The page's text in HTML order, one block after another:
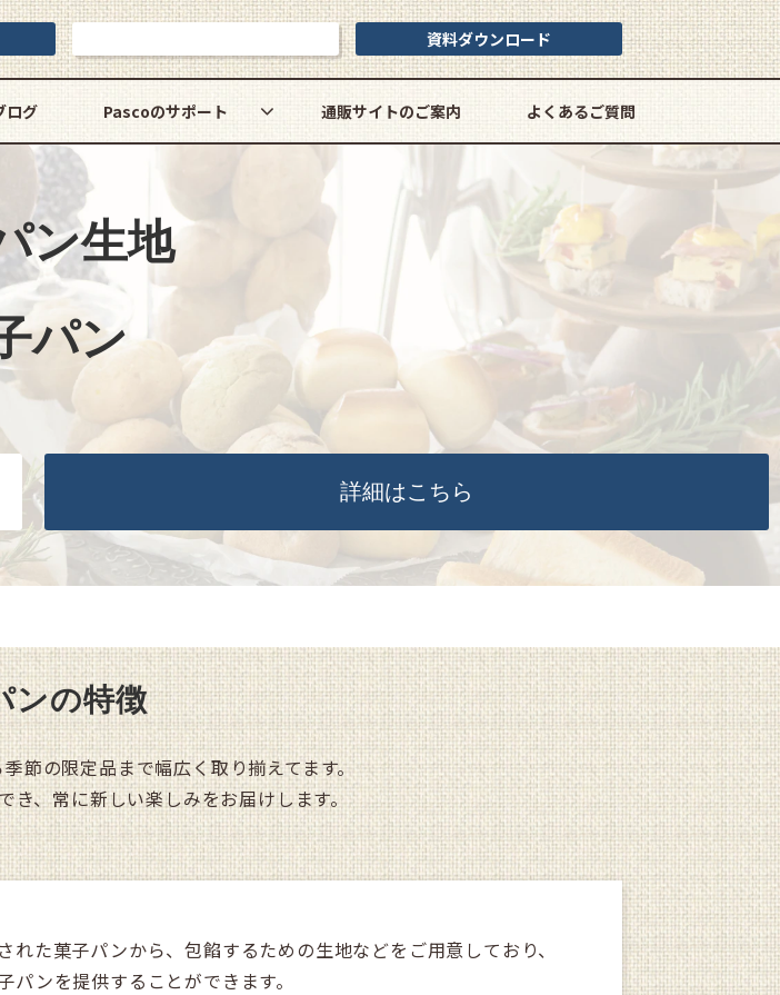
資料ダウンロード
ログ Pascoのサポート 通販サイトのご案内 よくあるご質問
ン生地
パン
詳細はこちら
ンの特徴
節の限定品まで幅広く取り揃えてます。
き、常に新しい楽しみをお届けします。
れた菓子パンから、包餡するための生地などをご用意しており、
パンを提供することができます。